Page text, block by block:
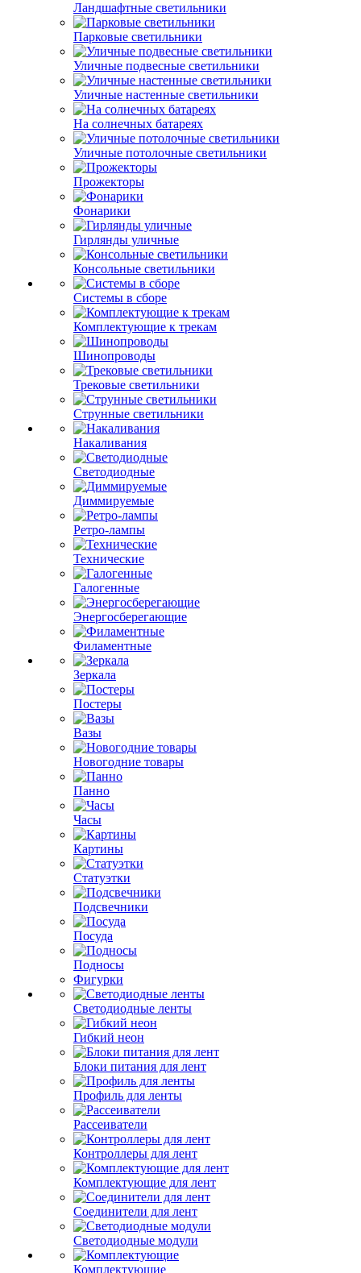
Ландшафтные светильники
Парковые светильники
Уличные подвесные светильники
Уличные настенные светильники
На солнечных батареях
Уличные потолочные светильники
Прожекторы
Фонарики
Гирлянды уличные
Консольные светильники
Системы в сборе
Комплектующие к трекам
Шинопроводы
Трековые светильники
Струнные светильники
Накаливания
Светодиодные
Диммируемые
Ретро-лампы
Технические
Галогенные
Энергосберегающие
Филаментные
Зеркала
Постеры
Вазы
Новогодние товары
Панно
Часы
Картины
Статуэтки
Подсвечники
Посуда
Подносы
Фигурки
Светодиодные ленты
Гибкий неон
Блоки питания для лент
Профиль для ленты
Рассеиватели
Контроллеры для лент
Комплектующие для лент
Соединители для лент
Светодиодные модули
Комплектующие